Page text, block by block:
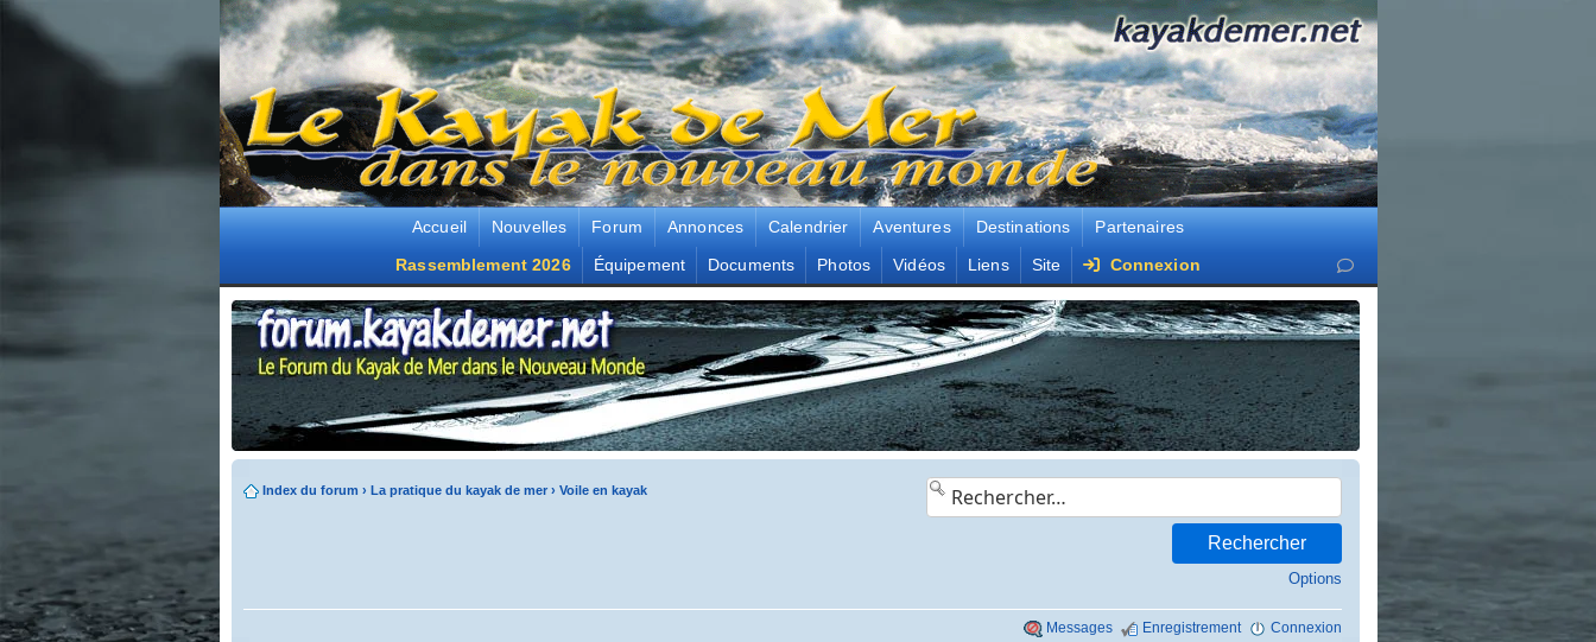
Accueil Nouvelles Forum Annonces Calendrier Aventures Destinations
Partenaires
Rassemblement 2026
Équipement Documents Photos Vidéos Liens Site Connexion
Index du forum › La pratique du kayak de mer› Voile en kayak
Options
Messages Enregistrement Connexion